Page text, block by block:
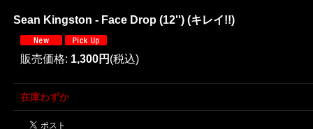
Sean Kingston - Face Drop (12'') (キレイ!!)
販売価格: 1,300円 (税込)
在庫わずか